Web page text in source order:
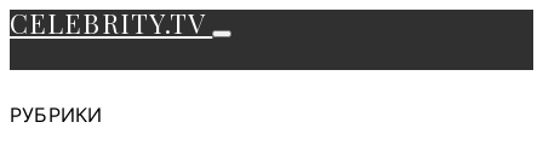
CELEBRITY.TV
РУБРИКИ